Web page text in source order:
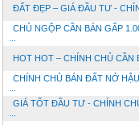
ĐẤT ĐẸP – GIÁ ĐẦU TƯ -
CHỦ NGỘP CẦN BÁN GẤP
HOT HOT – CHÍNH CHỦ CẦN
CHÍNH CHỦ BÁN ĐẤT NỞ
GIÁ TỐT ĐẦU TƯ - CHÍNH